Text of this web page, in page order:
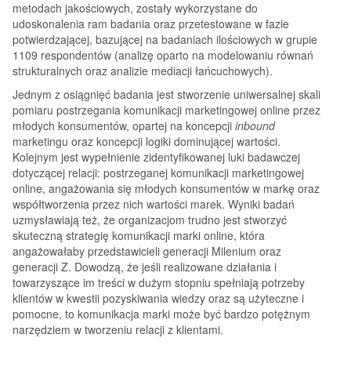
metodach jakościowych, zostały wykorzystane do
udoskonalenia ram badania oraz przetestowane w fazie
potwierdzającej, bazującej na badaniach ilościowych w grupie
1109 respondentów (analizę oparto na modelowaniu równań
strukturalnych oraz analizie mediacji łańcuchowych).
Jednym z osiągnięć badania jest stworzenie uniwersalnej skali
pomiaru postrzegania komunikacji marketingowej online przez
młodych konsumentów, opartej na koncepcji inbound
marketingu oraz koncepcji logiki dominującej wartości.
Kolejnym jest wypełnienie zidentyfikowanej luki badawczej
dotyczącej relacji: postrzeganej komunikacji marketingowej
online, angażowania się młodych konsumentów w markę oraz
współtworzenia przez nich wartości marek. Wyniki badań
uzmysławiają też, że organizacjom trudno jest stworzyć
skuteczną strategię komunikacji marki online, która
angażowałaby przedstawicieli generacji Milenium oraz
generacji Z. Dowodzą, że jeśli realizowane działania i
towarzyszące im treści w dużym stopniu spełniają potrzeby
klientów w kwestii pozyskiwania wiedzy oraz są użyteczne i
pomocne, to komunikacja marki może być bardzo potężnym
narzędziem w tworzeniu relacji z klientami.